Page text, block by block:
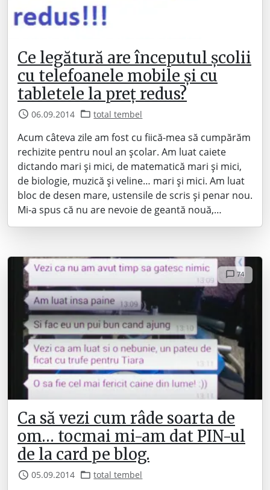
Ce legătură are începutul școlii
cu telefoanele mobile și cu
tabletele la preț redus?
06.09.2014 total tembel
Acum câteva zile am fost cu fiică-mea să cumpărăm
rechizite pentru noul an școlar. Am luat caiete
dictando mari și mici, de matematică mari și mici,
de biologie, muzică și veline… mari și mici. Am luat
bloc de desen mare, ustensile de scris și penar nou.
Mi-a spus că nu are nevoie de geantă nouă,…
74
Ca să vezi cum râde soarta de
om… tocmai mi-am dat PIN-ul
de la card pe blog.
05.09.2014 total tembel